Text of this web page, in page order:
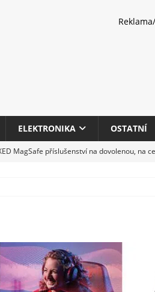
ELEKTRONIKA OSTATNÍ
MagSafe příslušenství na dovolenou, na
PERIFERIE
pec na pizzu Cuisinart CPZ-120